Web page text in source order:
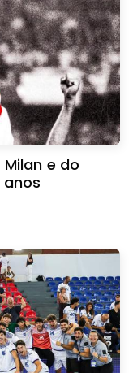
e do